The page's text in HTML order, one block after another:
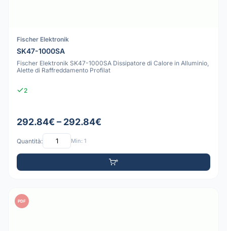
Fischer Elektronik
SK47-1000SA
Fischer Elektronik SK47-1000SA Dissipatore di Calore in Alluminio,
Alette di Raffreddamento Profilat
2
292.84€ – 292.84€
Quantità: Min: 1
PDF